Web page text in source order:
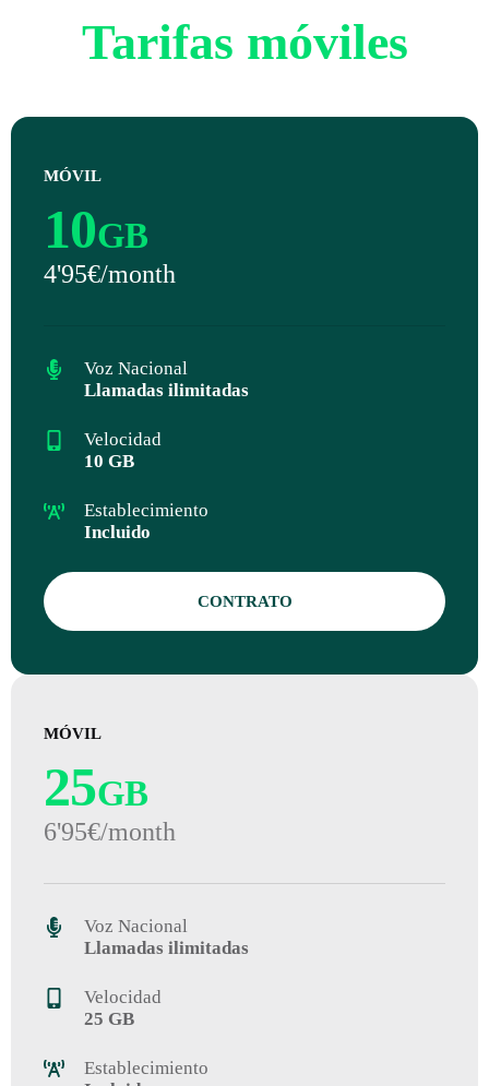
Tarifas móviles
MÓVIL
10GB
4'95€/month
Voz Nacional
Llamadas ilimitadas
Velocidad
10 GB
Establecimiento
Incluido
CONTRATO
MÓVIL
25GB
6'95€/month
Voz Nacional
Llamadas ilimitadas
Velocidad
25 GB
Establecimiento